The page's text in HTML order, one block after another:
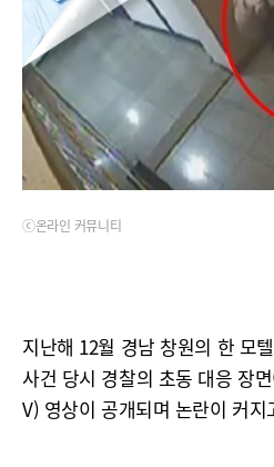
ⓒ온라인 커뮤니티
지난해 12월 경남 창원의 한 모
사건 당시 경찰의 초동 대응 장
V) 영상이 공개되며 논란이 커지